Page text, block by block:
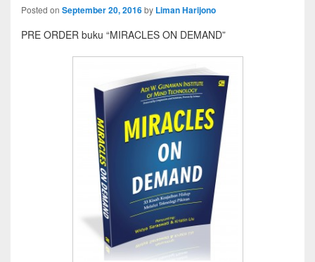
Posted on September 20, 2016by Liman Harijono
PRE ORDER buku “MIRACLES ON DEMAND”